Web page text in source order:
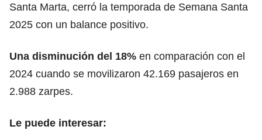
Santa Marta, cerró la temporada de Semana Santa
2025 con un balance positivo.
Una disminución del 18% en comparación con el
2024 cuando se movilizaron 42.169 pasajeros en
2.988 zarpes.
Le puede interesar: